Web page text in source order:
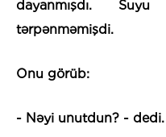
dayanmışdı.
tərpənməmişdi.
Onu görüb:
- Nəyi unutdun? - dedi.